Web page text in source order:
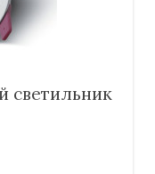
светильник